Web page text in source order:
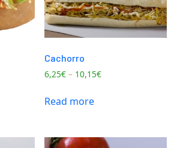
Cachorro
6,25€ – 10,15€
Read more